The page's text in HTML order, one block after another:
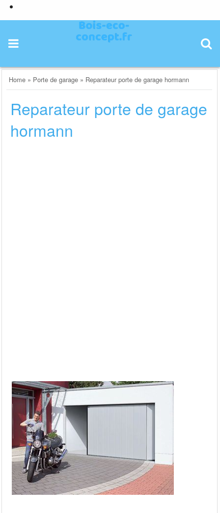
content
Home » Porte de garage » Reparateur porte de garage hormann
Reparateur porte de garage
hormann